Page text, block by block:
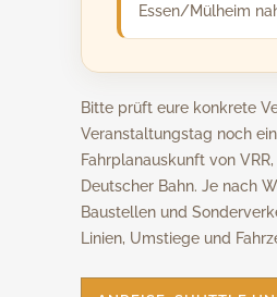
Essen/Mülheim
Bitte prüft eure konkrete
Veranstaltungstag noch
Fahrplanauskunft von
Deutscher Bahn. Je nach
Baustellen und
Linien, Umstiege und